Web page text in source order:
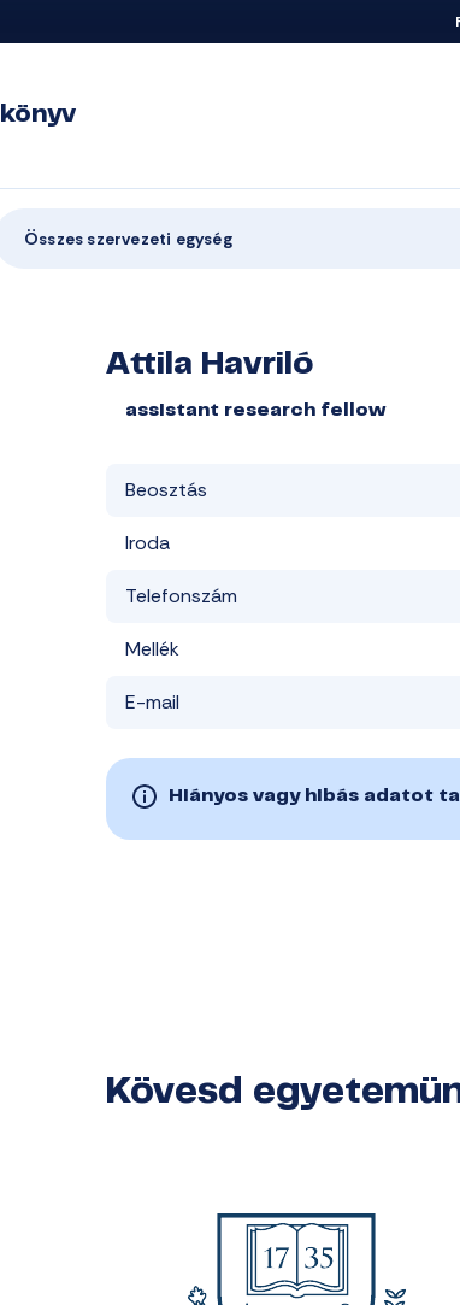
Összes szervezeti egység
Attila Havriló
assistant research fellow
Beosztás
Iroda
Telefonszám
Mellék
E-mail
Hiányos vagy hibás adatot
Kövesd